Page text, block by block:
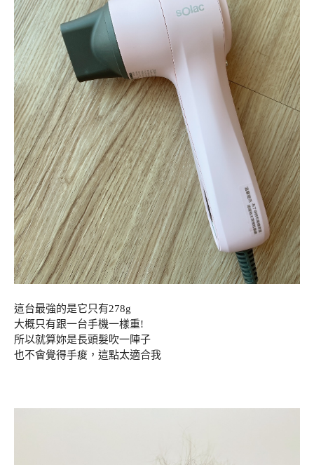
這台最強的是它只有278g
大概只有跟一台手機一樣重!
所以就算妳是長頭髮吹一陣子
也不會覺得手痠，這點太適合我